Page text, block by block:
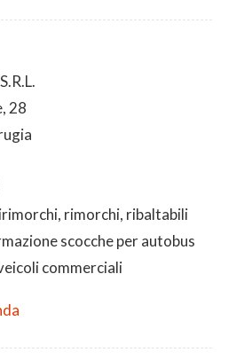
28
rimorchi, ribaltabili
scocche per autobus
commerciali